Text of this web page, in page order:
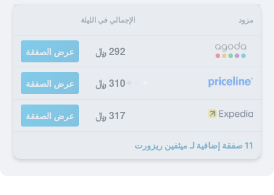
مزود الإجمالي في الليلة
292 ﷼ عرض الصفقة
310 ﷼ عرض الصفقة
317 ﷼ عرض الصفقة
11 صفقة إضافية لـ ميثفين ريزورت